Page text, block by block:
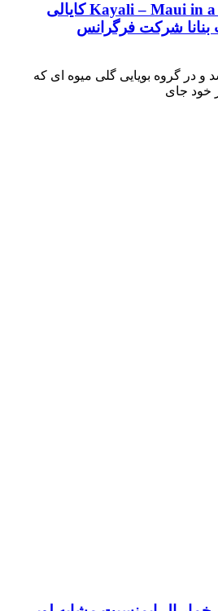
Kayali – Maui in a Bottle Sweet Banana کایالی
بنانا شرکت فرگرانس
2024 می باشد و در گروه بویایی گلی میوه ای که
خود جای